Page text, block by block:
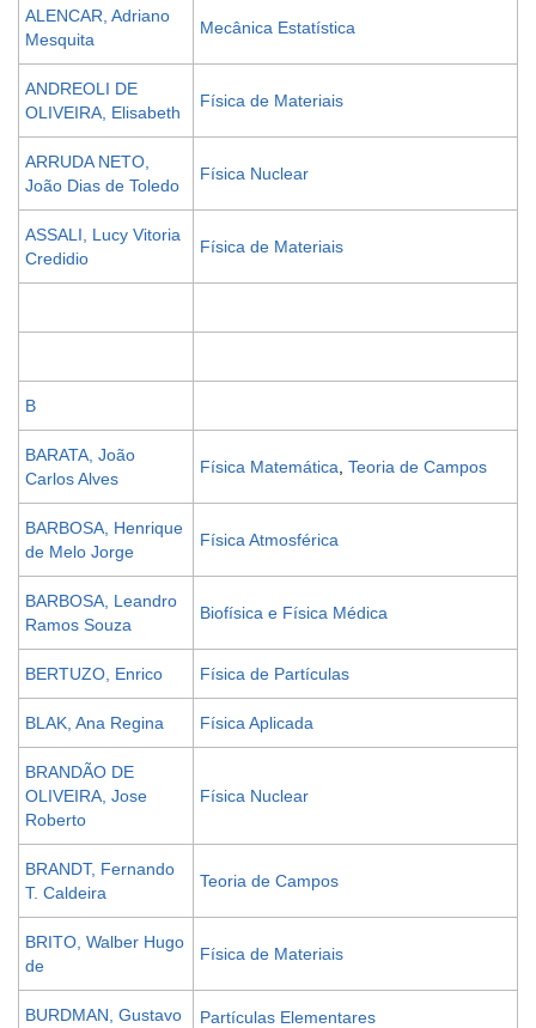
ALENCAR, Adriano
Mesquita
Mecânica Estatística
ANDREOLI DE
OLIVEIRA, Elisabeth
Física de Materiais
ARRUDA NETO,
João Dias de Toledo
Física Nuclear
ASSALI, Lucy Vitoria
Credidio
Física de Materiais
B
BARATA, João
Carlos Alves
Física Matemática Teoria de Campos
BARBOSA, Henrique
de Melo Jorge
Física Atmosférica
BARBOSA, Leandro
Ramos Souza
Biofísica e Física Médica
BERTUZO, Enrico Física de Partículas
BLAK, Ana Regina Física Aplicada
BRANDÃO DE
OLIVEIRA, Jose
Roberto
Física Nuclear
BRANDT, Fernando
T. Caldeira
Teoria de Campos
BRITO, Walber Hugo
de
Física de Materiais
BURDMAN, Gustavo
Partículas Elementares